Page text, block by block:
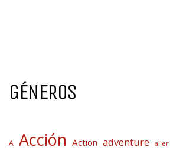
GÉNEROS
A Acción Action adventure alien